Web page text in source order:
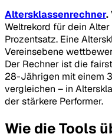
Altersklassenrechner.
Weltrekord für dein
Prozentsatz. Eine
Vereinsebene
Der Rechner ist die
28-Jährigen mit einem
vergleichen – in
der stärkere Performer.
Wie die Tools